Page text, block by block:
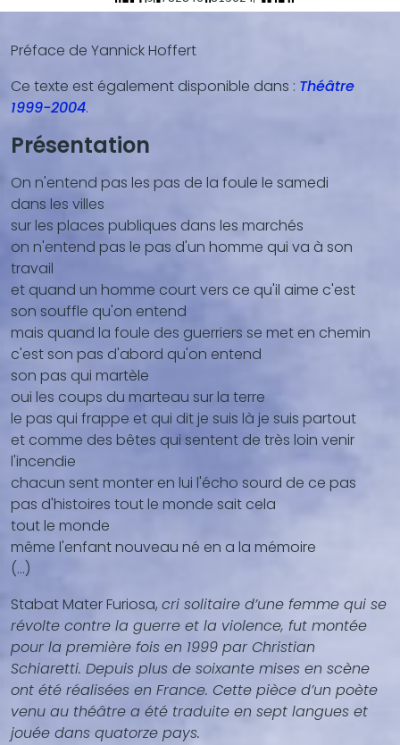
Blocs
contenu
(texte,
vidéo,
...)
Préface de Yannick Hoffert
Ce texte est également disponible dans : Théâtre
1999-2004.
Présentation
On n'entend pas les pas de la foule le samedi
dans les villes
sur les places publiques dans les marchés
on n'entend pas le pas d'un homme qui va à son
travail
et quand un homme court vers ce qu'il aime c'est
son souffle qu'on entend
mais quand la foule des guerriers se met en chemin
c'est son pas d'abord qu'on entend
son pas qui martèle
oui les coups du marteau sur la terre
le pas qui frappe et qui dit je suis là je suis partout
et comme des bêtes qui sentent de très loin venir
l'incendie
chacun sent monter en lui l'écho sourd de ce pas
pas d'histoires tout le monde sait cela
tout le monde
même l'enfant nouveau né en a la mémoire
(...)
Stabat Mater Furiosa, cri solitaire d’une femme qui se
révolte contre la guerre et la violence, fut montée
pour la première fois en 1999 par Christian
Schiaretti. Depuis plus de soixante mises en scène
ont été réalisées en France. Cette pièce d’un poète
venu au théâtre a été traduite en sept langues et
jouée dans quatorze pays.